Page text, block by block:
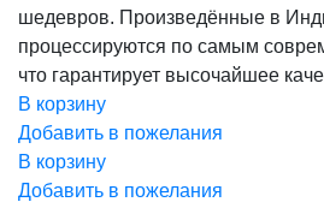
шедевров. Произведённые в
процессируются по самым
что гарантирует высочайшее
В корзину
Добавить в пожелания
В корзину
Добавить в пожелания